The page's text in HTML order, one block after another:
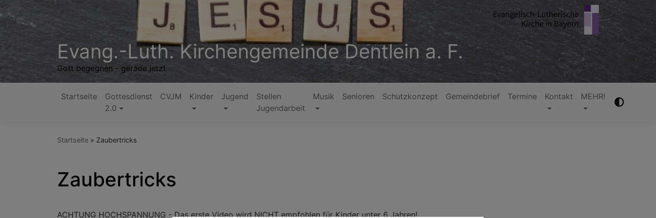
Direkt
zum
Evang.-Luth. Kirchengemeinde Dentlein a. F.
Gott begegnen - gerade jetzt
Hauptnavigation
Startseite
Gottesdienst
2.0
CVJM Kinder Jugend
Stellen
Jugendarbeit
Musik Senioren Schutzkonzept Gemeindebrief Termine Kontakt MEHR!
Startseite Zaubertricks
Zaubertricks
ACHTUNG HOCHSPANNUNG - Das erste Video wird NICHT empfohlen für Kinder unter 6 Jahren!